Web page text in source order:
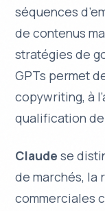
séquences
de contenus
stratégies de
GPTs permet
copywriting, à
qualification
Claude se
de marchés, la
commerciales